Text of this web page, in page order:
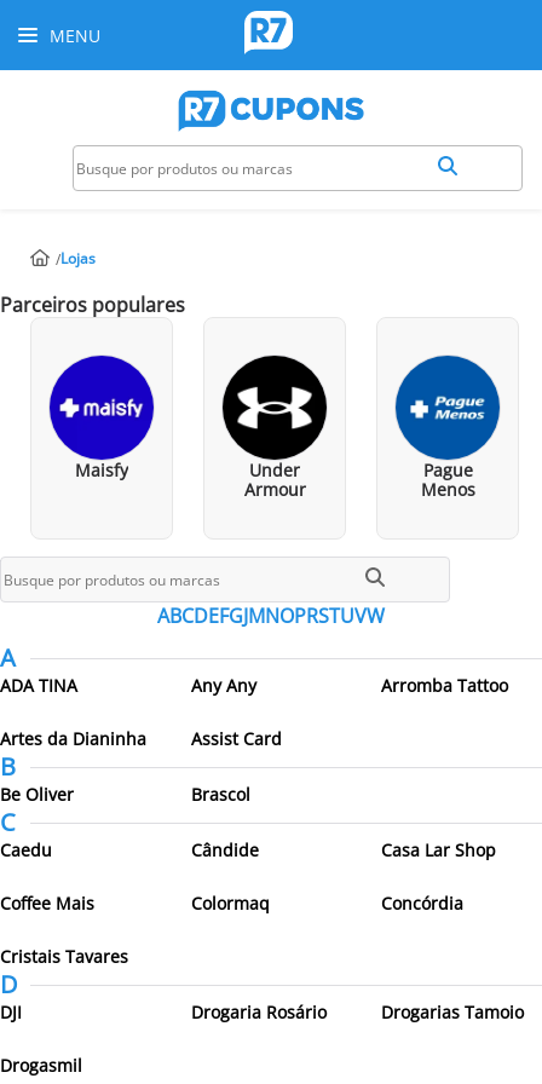
MENU
Lojas
Parceiros populares
Maisfy
Under
Armour
Pague
Menos
Todos os parceiros
ABCDEFGJMNOPRSTUVW
A
ADA TINA Any Any Arromba Tattoo
Artes da Dianinha Assist Card
B
Be Oliver Brascol
C
Caedu Cândide Casa Lar Shop
Coffee Mais Colormaq Concórdia
Cristais Tavares
D
DJI Drogaria Rosário Drogarias Tamoio
Drogasmil